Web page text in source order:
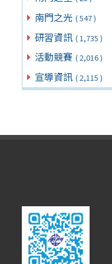
南門之光 ( 547 )
研習資訊 ( 1,735 )
活動競賽 ( 2,016 )
宣導資訊 ( 2,115 )